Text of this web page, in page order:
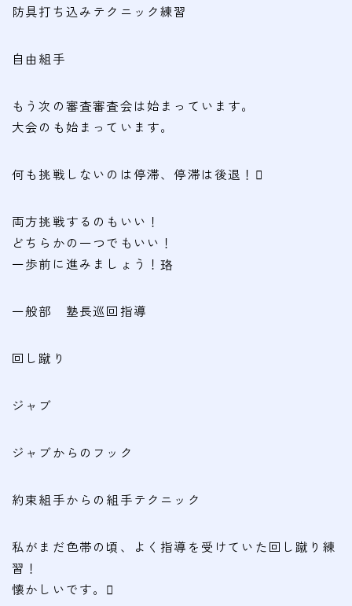
会費
無料体験
入会申込
塾長より
安全への取り組み
防具打ち込みテクニック練習
自由組手
もう次の審査審査会は始まっています。
大会のも始まっています。
何も挑戦しないのは停滞、停滞は後退！
両方挑戦するのもいい！
どちらかの一つでもいい！
一歩前に進みましょう！珞
一般部 塾長巡回指導
回し蹴り
ジャブ
ジャブからのフック
約束組手からの組手テクニック
私がまだ色帯の頃、よく指導を受けていた回し蹴り練
習！
懐かしいです。